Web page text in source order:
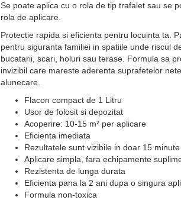
Se poate aplica cu o rola de tip trafalet sau se
rola de aplicare.
Protectie rapida si eficienta pentru locuinta ta.
pentru siguranta familiei in spatiile unde riscul
bucatarii, scari, holuri sau terase. Formula sa
invizibil care mareste aderenta suprafetelor
alunecare.
Flacon compact de 1 Litru
Usor de folosit si depozitat
Acoperire: 10-15 m² per aplicare
Eficienta imediata
Rezultatele sunt vizibile in doar 15
Aplicare simpla, fara echipamente
Rezistenta de lunga durata
Eficienta pana la 2 ani dupa o singura
Formula non-toxica